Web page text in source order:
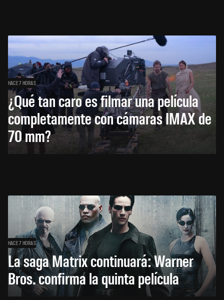
HACE 7 HORAS
¿Qué tan caro es filmar una película
completamente con cámaras IMAX de
70 mm?
HACE 7 HORAS
La saga Matrix continuará: Warner
Bros. confirma la quinta película